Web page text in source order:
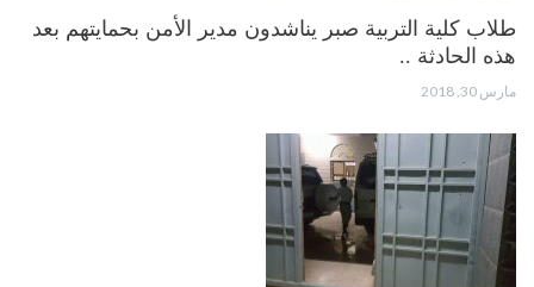
طلاب كلية التربية صبر يناشدون مدير الأمن بحمايتهم بعد
هذه الحادثة ..
مارس 30, 2018